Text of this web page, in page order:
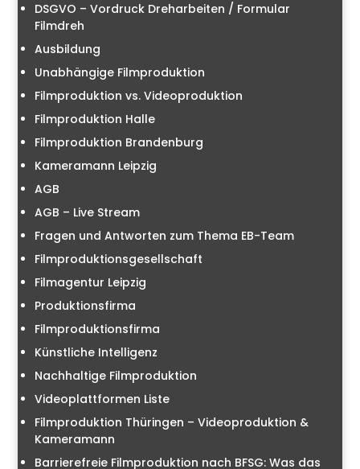
DSGVO – Vordruck Dreharbeiten / Formular
Filmdreh
Ausbildung
Unabhängige Filmproduktion
Filmproduktion vs. Videoproduktion
Filmproduktion Halle
Filmproduktion Brandenburg
Kameramann Leipzig
AGB
AGB – Live Stream
Fragen und Antworten zum Thema EB-Team
Filmproduktionsgesellschaft
Filmagentur Leipzig
Produktionsfirma
Filmproduktionsfirma
Künstliche Intelligenz
Nachhaltige Filmproduktion
Videoplattformen Liste
Filmproduktion Thüringen – Videoproduktion &
Kameramann
Barrierefreie Filmproduktion nach BFSG: Was das